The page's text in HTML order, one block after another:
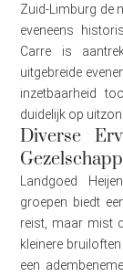
Zuid-Limburg de
eveneens
Carre is
uitgebreide
inzetbaarheid
duidelijk op
Diverse
Landgoed
groepen biedt
reist, maar mist
kleinere
een